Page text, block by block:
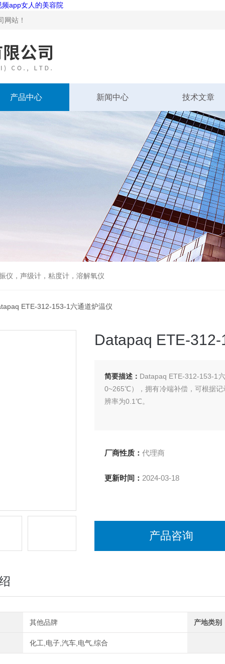
app女人的美容院
！
产品中心 新闻中心 技术文章
，声级计，粘度计，溶解氧仪
ETE-312-153-1六通道炉温仪
Datapaq ETE-
简要描述： Datapaq ETE-312-153-1
0~265℃），拥有冷端补偿，可根
辨率为0.1℃。
厂商性质： 代理商
更新时间： 2024-03-18
产品咨询
其他品牌 产地类别
化工,电子,汽车,电气,综合